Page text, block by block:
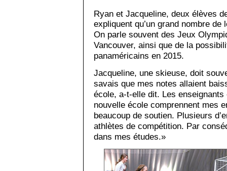
Ryan et Jacqueline, deux élèves
expliquent qu’un grand nombre
On parle souvent des Jeux
Vancouver, ainsi que de la
panaméricains en 2015.
Jacqueline, une skieuse, doit
savais que mes notes allaient
école, a-t-elle dit. Les
nouvelle école comprennent mes
beaucoup de soutien. Plusieurs
athlètes de compétition. Par
dans mes études.»